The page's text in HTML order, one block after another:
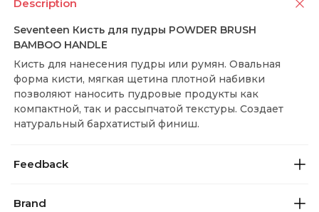
Description
Seventeen Кисть для пудры POWDER BRUSH
BAMBOO HANDLE
Кисть для нанесения пудры или румян. Овальная
форма кисти, мягкая щетина плотной набивки
позволяют наносить пудровые продукты как
компактной, так и рассыпчатой текстуры. Создает
натуральный бархатистый финиш.
Feedback
Brand